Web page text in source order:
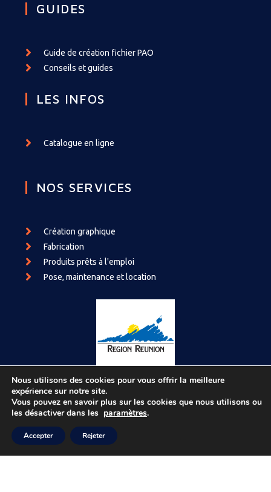
GUIDES
Guide de création fichier PAO
Conseils et guides
LES INFOS
Catalogue en ligne
NOS SERVICES
Création graphique
Fabrication
Produits prêts à l'emploi
Pose, maintenance et location
Avec le soutien financier de la Région Réunion
Nous utilisons des cookies pour vous offrir la meilleure
expérience sur notre site.
Vous pouvez en savoir plus sur les cookies que nous utilisons ou
les désactiver dans les paramètres.
Accepter Rejeter